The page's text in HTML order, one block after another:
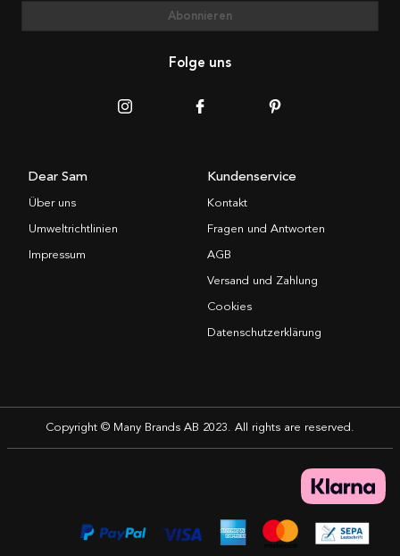
Abonnieren
Folge uns
Dear Sam
Über uns
Umweltrichtlinien
Impressum
Kundenservice
Kontakt
Fragen und Antworten
AGB
Versand und Zahlung
Cookies
Datenschutzerklärung
Copyright © Many Brands AB 2023. All rights are reserved.